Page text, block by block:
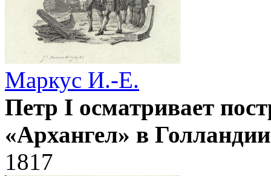
Маркус И.-Е.
Петр I осматривает
«Архангел» в Голландии
1817